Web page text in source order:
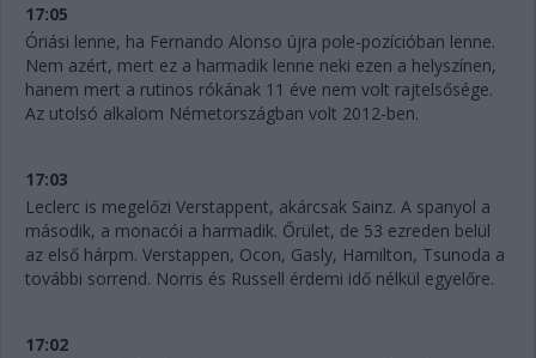
17:05
Óriási lenne, ha Fernando Alonso újra pole-pozícióban lenne.
Nem azért, mert ez a harmadik lenne neki ezen a helyszínen,
hanem mert a rutinos rókának 11 éve nem volt rajtelsősége.
Az utolsó alkalom Németországban volt 2012-ben.
17:03
Leclerc is megelőzi Verstappent, akárcsak Sainz. A spanyol a
második, a monacói a harmadik. Őrület, de 53 ezreden belül
az első hárpm. Verstappen, Ocon, Gasly, Hamilton, Tsunoda a
további sorrend. Norris és Russell érdemi idő nélkül egyelőre.
17:02